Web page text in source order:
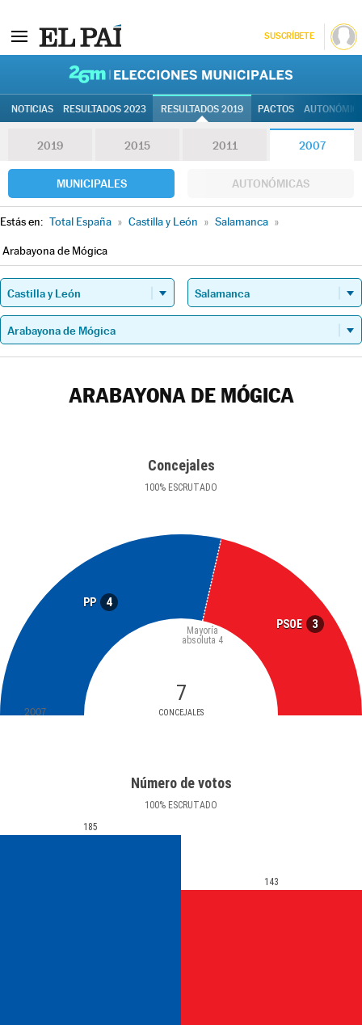
SUSCRÍBETE
NOTICIAS RESULTADOS 2023 RESULTADOS 2019 PACTOS
2019 2015 2011 2007
MUNICIPALES AUTONÓMICAS
Estás en: Total España » Castilla y León » Salamanca »
Arabayona de Mógica
ARABAYONA DE MÓGICA
Concejales
100% ESCRUTADO
PP 4
PSOE 3
7
CONCEJALES
Mayoría
absoluta 4
2007
Número de votos
100% ESCRUTADO
185
143